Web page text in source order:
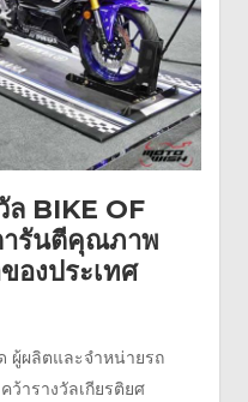
ล BIKE OF
ารันตีคุณภาพ
องประเทศ
ผู้ผลิตและจำหน่ายรถ
ารางวัลเกียรติยศ